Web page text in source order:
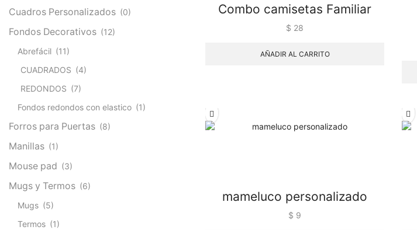
Combo camisetas Familiar
$ 28
AÑADIR AL CARRITO
mameluco personalizado
$ 9
Cuadros Personalizados (0)
Fondos Decorativos (12)
Abrefácil (11)
CUADRADOS (4)
REDONDOS (7)
Fondos redondos con elastico (1)
Forros para Puertas (8)
Manillas (1)
Mouse pad (3)
Mugs y Termos (6)
Mugs (5)
Termos (1)